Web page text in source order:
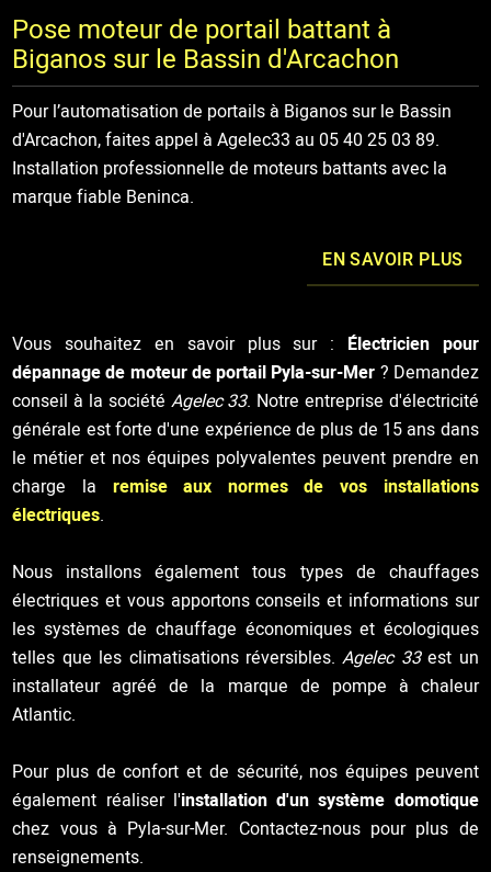
Pose moteur de portail battant à
Biganos sur le Bassin d'Arcachon
Pour l’automatisation de portails à Biganos sur le Bassin
d'Arcachon, faites appel à Agelec33 au 05 40 25 03 89.
Installation professionnelle de moteurs battants avec la
marque fiable Beninca.
EN SAVOIR PLUS
Vous souhaitez en savoir plus sur : Électricien pour
dépannage de moteur de portail Pyla-sur-Mer ? Demandez
conseil à la société Agelec 33. Notre entreprise d'électricité
générale est forte d'une expérience de plus de 15 ans dans
le métier et nos équipes polyvalentes peuvent prendre en
charge la remise aux normes de vos installations
électriques.
Nous installons également tous types de chauffages
électriques et vous apportons conseils et informations sur
les systèmes de chauffage économiques et écologiques
telles que les climatisations réversibles.Agelec 33est un
installateur agréé de la marque de pompe à chaleur
Atlantic.
Pour plus de confort et de sécurité, nos équipes peuvent
également réaliser l'installation d'un système domotique
chez vous à Pyla-sur-Mer. Contactez-nous pour plus de
renseignements.